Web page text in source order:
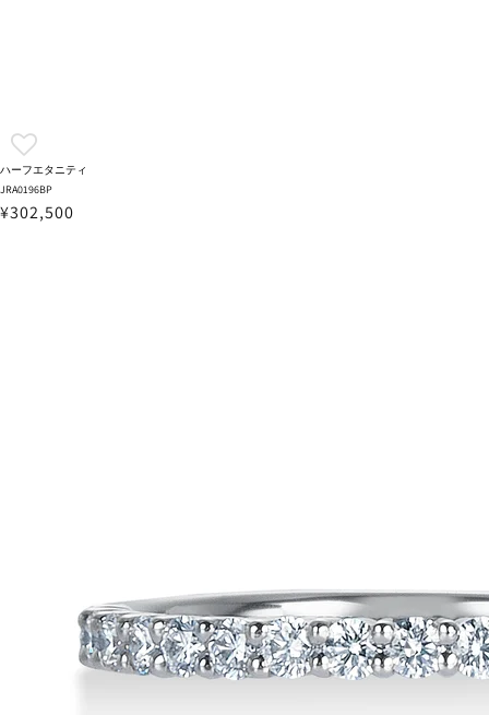
ハーフエタニティ
JRA0196BP
¥302,500